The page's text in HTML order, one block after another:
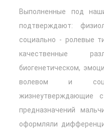
Выполненные под
подтверждают:
социально - ролевые
качественные
биогенетическом,
волевом и
жизнеутверждающие
предназначений
оформляли